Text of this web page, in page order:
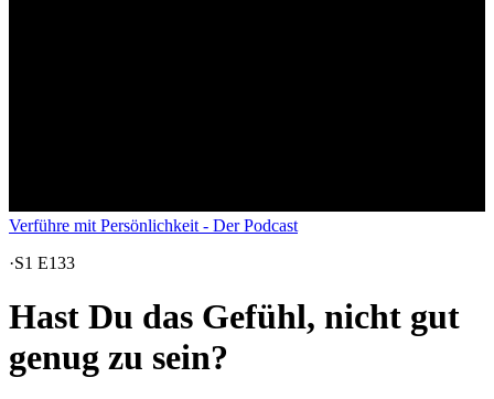
Verführe mit Persönlichkeit - Der Podcast
·S1 E133
Hast Du das Gefühl, nicht gut
genug zu sein?